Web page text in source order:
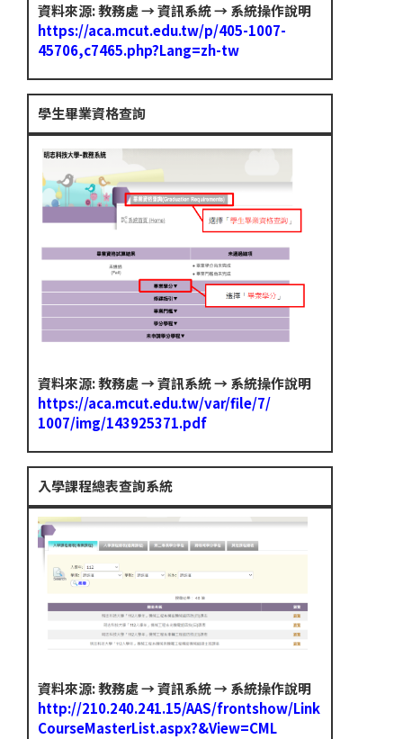
資料來源: 教務處 → 資訊系統 → 系統操作說明
https://aca.mcut.edu.tw/p/405-1007-
45706,c7465.php?Lang=zh-tw
學生畢業資格查詢
資料來源: 教務處 → 資訊系統 → 系統操作說明
https://aca.mcut.edu.tw/var/file/7/
1007/img/143925371.pdf
入學課程總表查詢系統
資料來源: 教務處 → 資訊系統 → 系統操作說明
http://210.240.241.15/AAS/frontshow/Link
CourseMasterList.aspx?&View=CML